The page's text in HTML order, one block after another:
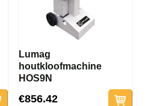
Lumag
houtkloofmachine
HOS9N
€856.42